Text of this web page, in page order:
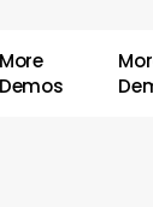
More
Demos